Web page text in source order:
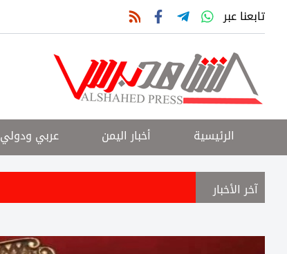
تابعنا عبر
الرئيسية أخبار اليمن عربي ودولي
آخر الأخبار